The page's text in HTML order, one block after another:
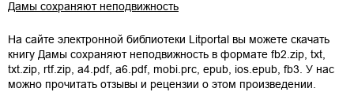
Дамы сохраняют неподвижность
На сайте электронной библиотеки Litportal вы можете скачать
книгу Дамы сохраняют неподвижность в формате fb2.zip txt
txt.zip rtf.zip a4.pdf, a6.pdf, mobi.prc epub ios.epub fb3 . У нас
можно прочитать отзывы и рецензии о этом произведении.